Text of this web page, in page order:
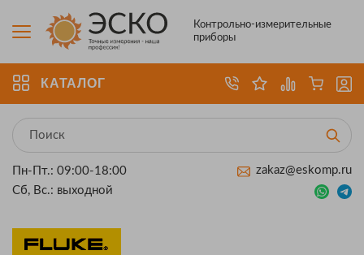
Контрольно-измерительные
приборы
КАТАЛОГ
Пн-Пт.: 09:00-18:00
Сб, Вс.: выходной
zakaz@eskomp.ru